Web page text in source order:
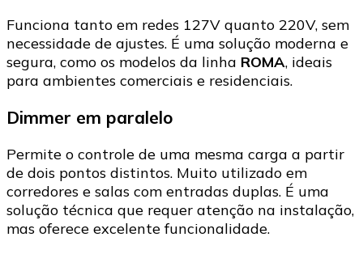
Funciona tanto em redes 127V quanto 220V, sem
necessidade de ajustes. É uma solução moderna e
segura, como os modelos da linha ROMA, ideais
para ambientes comerciais e residenciais.
Dimmer em paralelo
Permite o controle de uma mesma carga a partir
de dois pontos distintos. Muito utilizado em
corredores e salas com entradas duplas. É uma
solução técnica que requer atenção na instalação,
mas oferece excelente funcionalidade.